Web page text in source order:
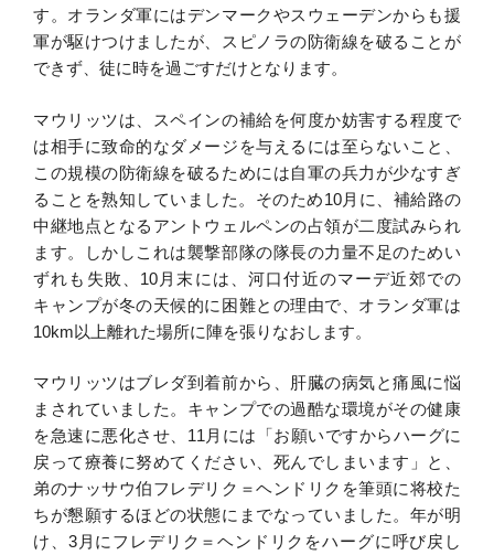
す。オランダ軍にはデンマークやスウェーデンからも援
軍が駆けつけましたが、スピノラの防衛線を破ることが
できず、徒に時を過ごすだけとなります。
マウリッツは、スペインの補給を何度か妨害する程度で
は相手に致命的なダメージを与えるには至らないこと、
この規模の防衛線を破るためには自軍の兵力が少なすぎ
ることを熟知していました。そのため10月に、補給路の
中継地点となるアントウェルペンの占領が二度試みられ
ます。しかしこれは襲撃部隊の隊長の力量不足のためい
ずれも失敗、10月末には、河口付近のマーデ近郊での
キャンプが冬の天候的に困難との理由で、オランダ軍は
10km以上離れた場所に陣を張りなおします。
マウリッツはブレダ到着前から、肝臓の病気と痛風に悩
まされていました。キャンプでの過酷な環境がその健康
を急速に悪化させ、11月には「お願いですからハーグに
戻って療養に努めてください、死んでしまいます」と、
弟のナッサウ伯フレデリク＝ヘンドリクを筆頭に将校た
ちが懇願するほどの状態にまでなっていました。年が明
け、3月にフレデリク＝ヘンドリクをハーグに呼び戻し